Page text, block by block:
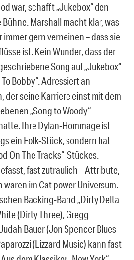
war, schafft „Jukebox“ den
Marshall macht klar, was
gern verneinen – dass sie
ist. Kein Wunder, dass der
Song auf „Jukebox“
Bobby“. Adressiert an –
der seine Karriere einst mit dem
„Song to Woody“
Ihre Dylan-Hommage ist
ein Folk-Stück, sondern hat
On The Tracks“-Stückes.
fast zutraulich – Attribute,
waren im Cat power Universum.
Backing-Band „Dirty Delta
(Dirty Three), Gregg
Bauer (Jon Spencer Blues
(Lizzard Music) kann fast